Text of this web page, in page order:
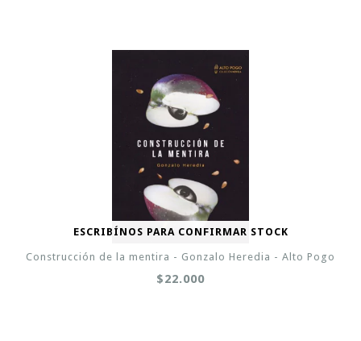
ESCRIBÍNOS PARA CONFIRMAR STOCK
Construcción de la mentira - Gonzalo Heredia - Alto Pogo
$22.000